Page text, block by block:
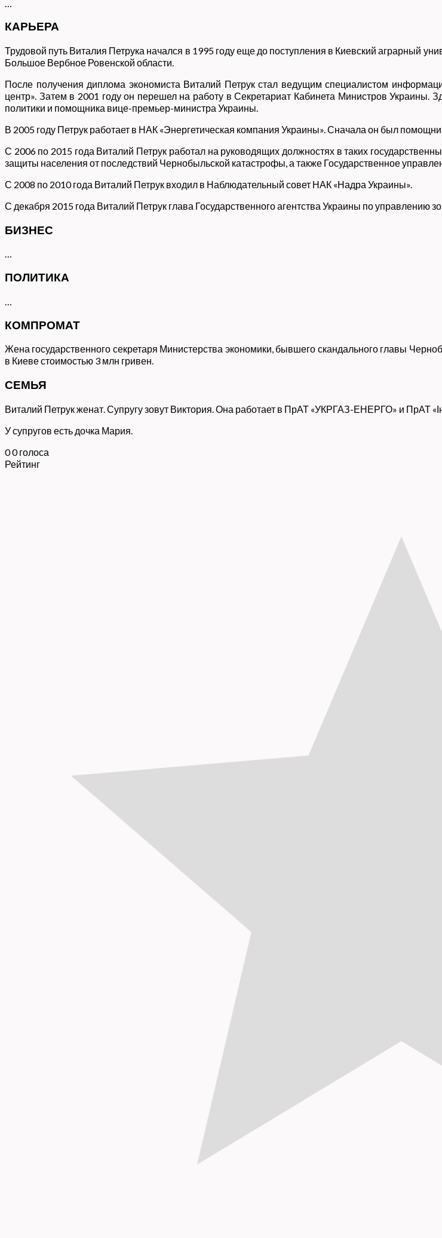
КАРЬЕРА
Трудовой путь Виталия Петрука начался в 1995 году еще до поступления в Киевский аграрный
Большое Вербное Ровенской области.
После получения диплома экономиста Виталий Петрук стал ведущим специалистом
центр». Затем в 2001 году он перешел на работу в Секретариат Кабинета Министров
политики и помощника вице-премьер-министра Украины.
В 2005 году Петрук работает в НАК «Энергетическая компания Украины». Сначала он был
С 2006 по 2015 года Виталий Петрук работал на руководящих должностях в таких
защиты населения от последствий Чернобыльской катастрофы, а также Государственное
С 2008 по 2010 года Виталий Петрук входил в Наблюдательный совет НАК «Надра Украины».
С декабря 2015 года Виталий Петрук глава Государственного агентства Украины по управлению
БИЗНЕС
…
ПОЛИТИКА
…
КОМПРОМАТ
Жена государственного секретаря Министерства экономики, бывшего скандального главы
в Киеве стоимостью 3 млн гривен.
СЕМЬЯ
Виталий Петрук женат. Супругу зовут Виктория. Она работает в ПрАТ «УКРГАЗ-ЕНЕРГО» и ПрАТ
У супругов есть дочка Мария.
00 голоса
Рейтинг